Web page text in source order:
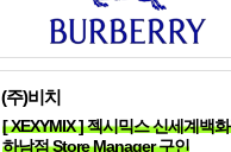
(주)비치
[ XEXYMIX ] 젝시믹스 신세계백
하남점 Store Manager 구인